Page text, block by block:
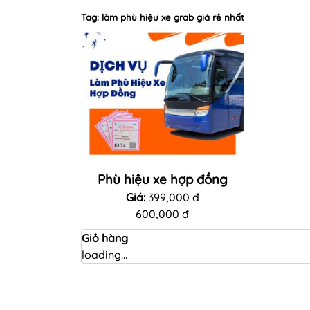
Tag: làm phù hiệu xe grab giá rẻ nhất
Phù hiệu xe hợp đồng
Giá:399,000 đ
600,000 đ
Giỏ hàng
loading...